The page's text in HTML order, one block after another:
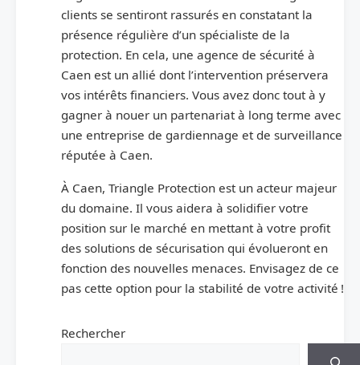
clients se sentiront rassurés en constatant la
présence régulière d’un spécialiste de la
protection. En cela, une agence de sécurité à
Caen est un allié dont l’intervention préservera
vos intérêts financiers. Vous avez donc tout à y
gagner à nouer un partenariat à long terme avec
une entreprise de gardiennage et de surveillance
réputée à Caen.
À Caen, Triangle Protection est un acteur majeur
du domaine. Il vous aidera à solidifier votre
position sur le marché en mettant à votre profit
des solutions de sécurisation qui évolueront en
fonction des nouvelles menaces. Envisagez de ce
pas cette option pour la stabilité de votre activité !
Rechercher